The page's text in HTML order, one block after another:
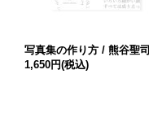
写真集の作り方 / 熊谷聖司
1,650円(税込)